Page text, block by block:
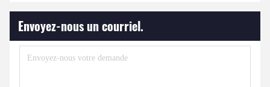
Envoyez-nous un courriel.